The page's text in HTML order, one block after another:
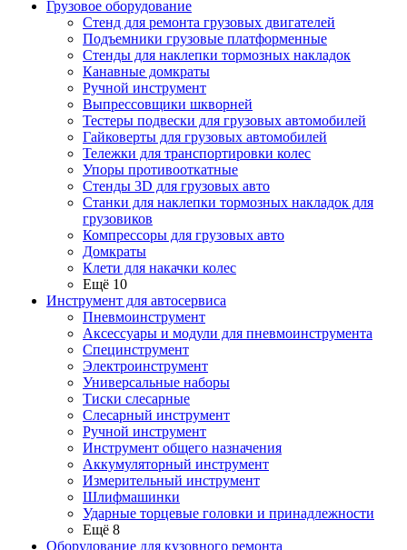
Грузовое оборудование
Стенд для ремонта грузовых двигателей
Подъемники грузовые платформенные
Стенды для наклепки тормозных накладок
Канавные домкраты
Ручной инструмент
Выпрессовщики шкворней
Тестеры подвески для грузовых автомобилей
Гайковерты для грузовых автомобилей
Тележки для транспортировки колес
Упоры противооткатные
Стенды 3D для грузовых авто
Станки для наклепки тормозных накладок для
грузовиков
Компрессоры для грузовых авто
Домкраты
Клети для накачки колес
Ещё 10
Инструмент для автосервиса
Пневмоинструмент
Аксессуары и модули для пневмоинструмента
Специнструмент
Электроинструмент
Универсальные наборы
Тиски слесарные
Слесарный инструмент
Ручной инструмент
Инструмент общего назначения
Аккумуляторный инструмент
Измерительный инструмент
Шлифмашинки
Ударные торцевые головки и принадлежности
Ещё 8
Оборудование для кузовного ремонта